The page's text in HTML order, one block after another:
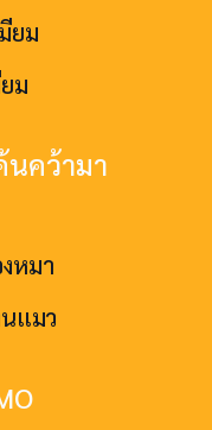
ยม
ม
นคว้ามา
หมา
แมว